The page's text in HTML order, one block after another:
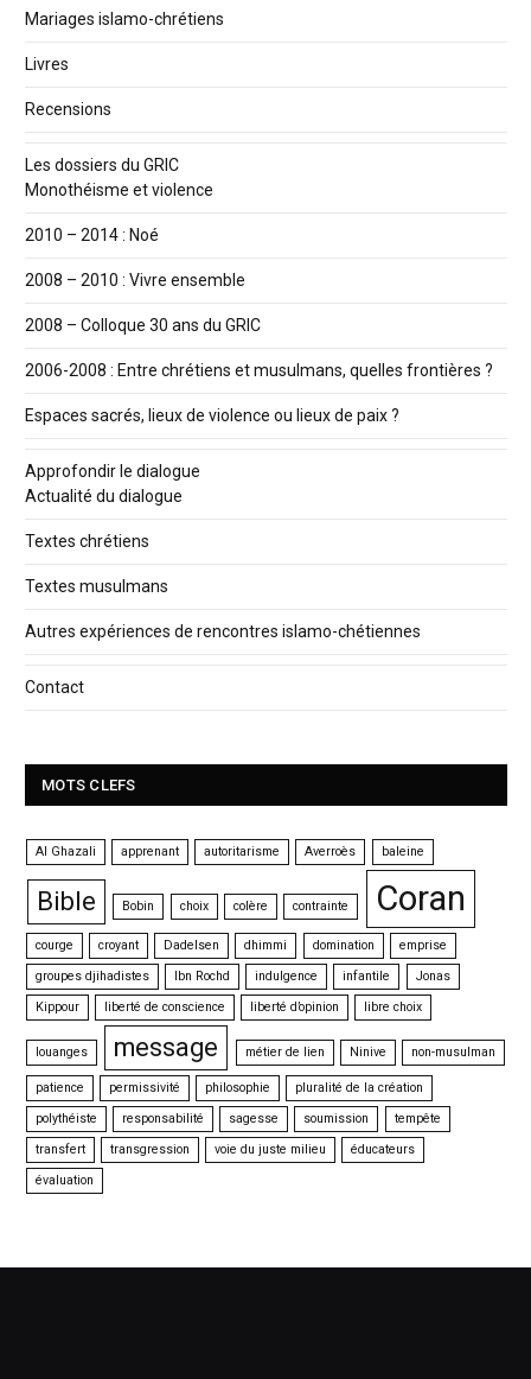
Mariages islamo-chrétiens
Livres
Recensions
Les dossiers du GRIC
Monothéisme et violence
2010 – 2014 : Noé
2008 – 2010 : Vivre ensemble
2008 – Colloque 30 ans du GRIC
2006-2008 : Entre chrétiens et musulmans, quelles frontières ?
Espaces sacrés, lieux de violence ou lieux de paix ?
Approfondir le dialogue
Actualité du dialogue
Textes chrétiens
Textes musulmans
Autres expériences de rencontres islamo-chétiennes
Contact
MOTS CLEFS
Al Ghazali apprenant autoritarisme Averroès baleine
Bible Bobin choix colère contrainte Coran
courge croyant Dadelsen dhimmi domination
emprise
groupes djihadistes
Ibn Rochd indulgence infantile
Jonas
Kippour
liberté de conscience liberté d’opinion libre choix
louanges message métier de lien Ninive non-musulman
patience permissivité philosophie
pluralité de la création
polythéiste
responsabilité sagesse soumission
tempête
transfert
transgression voie du juste milieu
éducateurs
évaluation